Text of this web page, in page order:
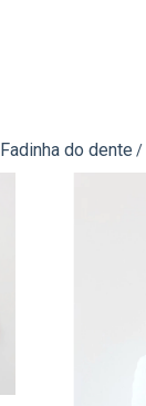
Fadinha do dente /